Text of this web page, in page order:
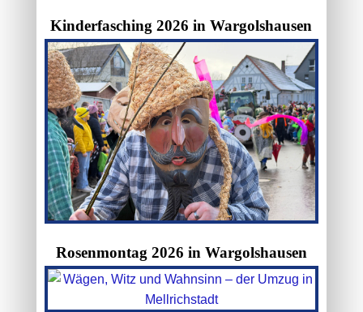
Kinderfasching 2026 in Wargolshausen
Rosenmontag 2026 in Wargolshausen